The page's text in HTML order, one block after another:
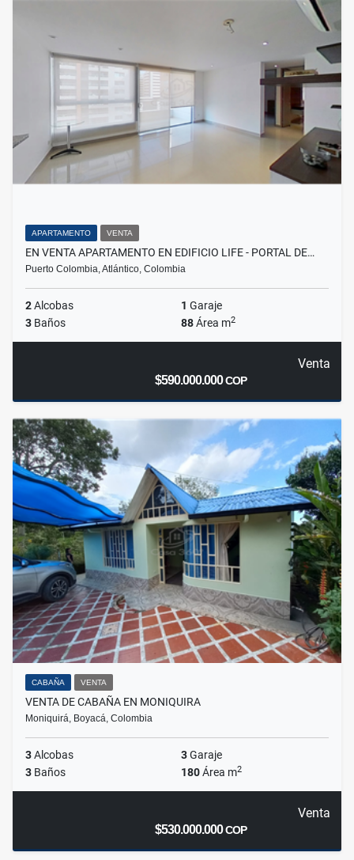
APARTAMENTO VENTA
EN VENTA APARTAMENTO EN EDIFICIO LIFE - PORTAL DE…
Puerto Colombia, Atlántico, Colombia
2Alcobas 1 Garaje
3 Baños 88Área m2
Venta
$590.000.000COP
CABAÑA VENTA
VENTA DE CABAÑA EN MONIQUIRA
Moniquirá, Boyacá, Colombia
3Alcobas 3Garaje
3 Baños 180Área m2
Venta
$530.000.000COP